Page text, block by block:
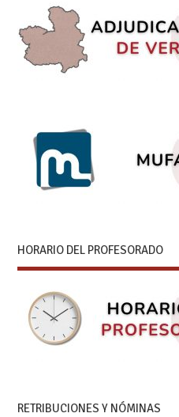
HORARIO DEL PROFESORADO
RETRIBUCIONES Y NÓMINAS